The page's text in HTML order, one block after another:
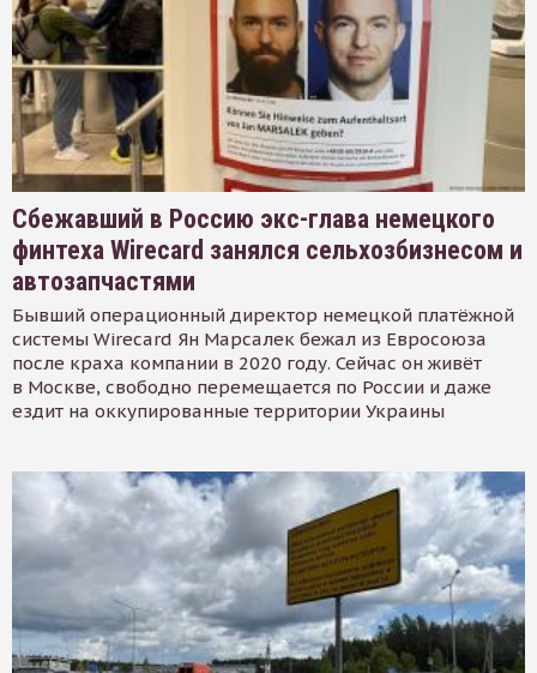
Сбежавший в Россию экс-глава немецкого
финтеха Wirecard занялся сельхозбизнесом и
автозапчастями
Бывший операционный директор немецкой платёжной
системы Wirecard Ян Марсалек бежал из Евросоюза
после краха компании в 2020 году. Сейчас он живёт
в Москве, свободно перемещается по России и даже
ездит на оккупированные территории Украины